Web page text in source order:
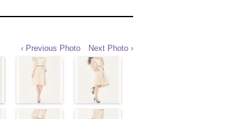
‹ Previous Photo Next Photo ›